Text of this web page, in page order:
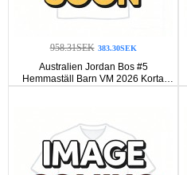
958.31SEK 383.30SEK
Australien Jordan Bos #5
Hemmaställ Barn VM 2026 Korta
ärmar (+ Korta byxor)